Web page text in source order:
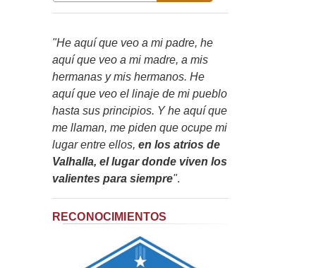
"He aquí que veo a mi padre, he
aquí que veo a mi madre, a mis
hermanas y mis hermanos. He
aquí que veo el linaje de mi pueblo
hasta sus principios. Y he aquí que
me llaman, me piden que ocupe mi
lugar entre ellos, en los atrios de
Valhalla, el lugar donde viven los
valientes para siempre".
RECONOCIMIENTOS